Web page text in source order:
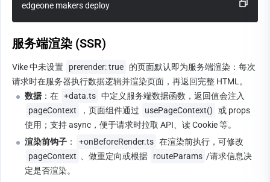
edgeone makers deploy
服务端渲染 (SSR)
Vike 中未设置 prerender: true
的页面默认即为服务端渲染：每次
请求时在服务器执行数据逻辑并渲染页面，再返回完整 HTML。
数据 ：在 +data.ts 中定义服务端数据函数，返回值会注入
pageContext
，页面组件通过 usePageContext()
或 props
使用；支持 async，便于请求时拉取 API、读 Cookie 等。
渲染前钩子 ： +onBeforeRender.ts 在渲染前执行，可修改
pageContext
、做重定向或根据 routeParams /请求信息决
定是否渲染。